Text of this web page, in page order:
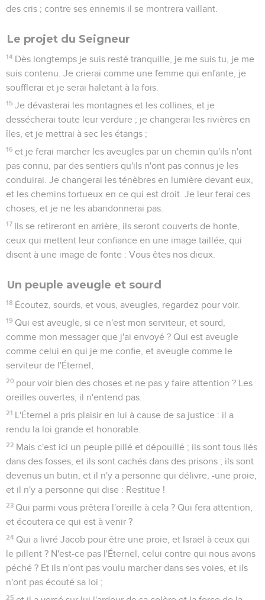
des cris ; contre ses ennemis il se montrera vaillant.
Le projet du Seigneur
14 Dès longtemps je suis resté tranquille, je me suis tu, je me
suis contenu. Je crierai comme une femme qui enfante, je
soufflerai et je serai haletant à la fois.
15 Je dévasterai les montagnes et les collines, et je
dessécherai toute leur verdure ; je changerai les rivières en
îles, et je mettrai à sec les étangs ;
16 et je ferai marcher les aveugles par un chemin qu'ils n'ont
pas connu, par des sentiers qu'ils n'ont pas connus je les
conduirai. Je changerai les ténèbres en lumière devant eux,
et les chemins tortueux en ce qui est droit. Je leur ferai ces
choses, et je ne les abandonnerai pas.
17 Ils se retireront en arrière, ils seront couverts de honte,
ceux qui mettent leur confiance en une image taillée, qui
disent à une image de fonte : Vous êtes nos dieux.
Un peuple aveugle et sourd
18 Écoutez, sourds, et vous, aveugles, regardez pour voir.
19 Qui est aveugle, si ce n'est mon serviteur, et sourd,
comme mon messager que j'ai envoyé ? Qui est aveugle
comme celui en qui je me confie, et aveugle comme le
serviteur de l'Éternel,
20 pour voir bien des choses et ne pas y faire attention ? Les
oreilles ouvertes, il n'entend pas.
21 L'Éternel a pris plaisir en lui à cause de sa justice : il a
rendu la loi grande et honorable.
22 Mais c'est ici un peuple pillé et dépouillé ; ils sont tous liés
dans des fosses, et ils sont cachés dans des prisons ; ils sont
devenus un butin, et il n'y a personne qui délivre, -une proie,
et il n'y a personne qui dise : Restitue !
23 Qui parmi vous prêtera l'oreille à cela ? Qui fera attention,
et écoutera ce qui est à venir ?
24 Qui a livré Jacob pour être une proie, et Israël à ceux qui
le pillent ? N'est-ce pas l'Éternel, celui contre qui nous avons
péché ? Et ils n'ont pas voulu marcher dans ses voies, et ils
n'ont pas écouté sa loi ;
25